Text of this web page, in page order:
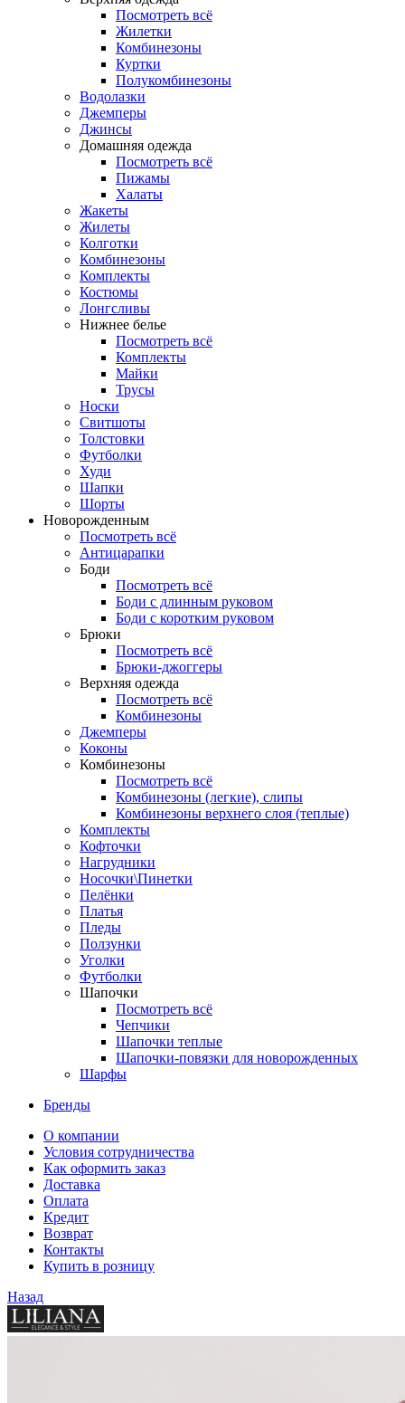
Посмотреть всё
Жилетки
Комбинезоны
Куртки
Полукомбинезоны
Водолазки
Джемперы
Джинсы
Домашняя одежда
Посмотреть всё
Пижамы
Халаты
Жакеты
Жилеты
Колготки
Комбинезоны
Комплекты
Костюмы
Лонгсливы
Нижнее белье
Посмотреть всё
Комплекты
Майки
Трусы
Носки
Свитшоты
Толстовки
Футболки
Худи
Шапки
Шорты
Новорожденным
Посмотреть всё
Антицарапки
Боди
Посмотреть всё
Боди с длинным руковом
Боди с коротким руковом
Брюки
Посмотреть всё
Брюки-джоггеры
Верхняя одежда
Посмотреть всё
Комбинезоны
Джемперы
Коконы
Комбинезоны
Посмотреть всё
Комбинезоны (легкие), слипы
Комбинезоны верхнего слоя (теплые)
Комплекты
Кофточки
Нагрудники
Носочки\Пинетки
Пелёнки
Платья
Пледы
Ползунки
Уголки
Футболки
Шапочки
Посмотреть всё
Чепчики
Шапочки теплые
Шапочки-повязки для новорожденных
Шарфы
Бренды
О компании
Условия сотрудничества
Как оформить заказ
Доставка
Оплата
Кредит
Возврат
Контакты
Купить в розницу
Назад